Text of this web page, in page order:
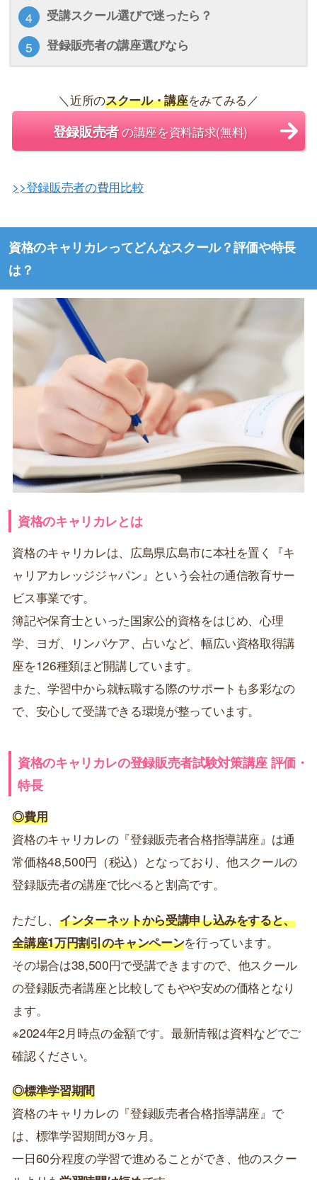
受講スクール選びで迷ったら？
登録販売者の講座選びなら
＼近所のスクール・講座をみてみる／
登録販売者の講座を資料請求(無料)
>>登録販売者の費用比較
資格のキャリカレってどんなスクール？評価や特長
は？
資格のキャリカレとは
資格のキャリカレは、広島県広島市に本社を置く『キ
ャリアカレッジジャパン』という会社の通信教育サー
ビス事業です。
簿記や保育士といった国家公的資格をはじめ、心理
学、ヨガ、リンパケア、占いなど、幅広い資格取得講
座を126種類ほど開講しています。
また、学習中から就転職する際のサポートも多彩なの
で、安心して受講できる環境が整っています。
資格のキャリカレの登録販売者試験対策講座 評価・
特長
◎費用
資格のキャリカレの『登録販売者合格指導講座』は通
常価格48,500円（税込）となっており、他スクールの
登録販売者の講座で比べると割高です。
ただし、インターネットから受講申し込みをすると、
全講座1万円割引のキャンペーンを行っています。
その場合は38,500円で受講できますので、他スクール
の登録販売者講座と比較してもやや安めの価格となり
ます。
※2024年2月時点の金額です。最新情報は資料などでご
確認ください。
◎標準学習期間
資格のキャリカレの『登録販売者合格指導講座』で
は、標準学習期間が3ヶ月。
一日60分程度の学習で進めることができ、他のスクー